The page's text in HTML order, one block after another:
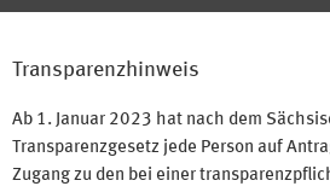
Transparenzhinweis
Ab 1. Januar 2023 hat nach dem
Transparenzgesetz jede Person auf
Zugang zu den bei einer